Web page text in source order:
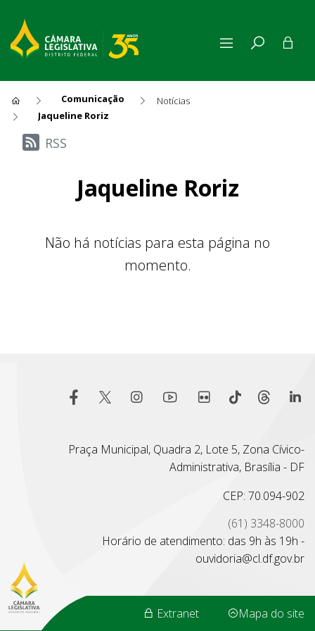
Comunicação
Notícias
Jaqueline Roriz
Últimas Notícias
RSS
Jaqueline Roriz
Não há notícias para esta página no
momento.
Praça Municipal, Quadra 2, Lote 5, Zona Cívico-
Administrativa, Brasília - DF
CEP: 70.094-902
(61) 3348-8000
Horário de atendimento: das 9h às 19h -
ouvidoria@cl.df.gov.br
Extranet Mapa do site